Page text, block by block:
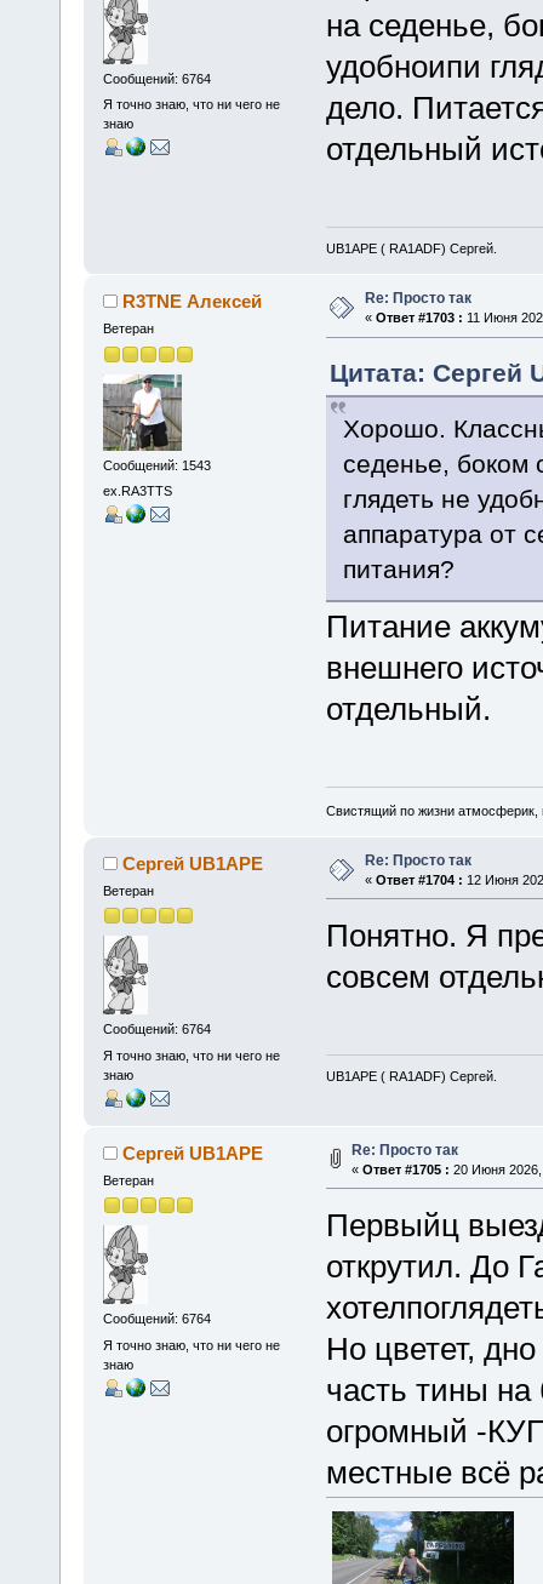
Сообщений: 6764
Я точно знаю, что ни чего не
знаю
на седенье,
удобноипи
дело.
отдельный
UB1APE ( RA1ADF) Сергей.
R3TNE Алексей
Ветеран
Сообщений: 1543
ex.RA3TTS
Re: Просто так
« Ответ #1703 : 11 Июня
Цитата: Сергей
Хорошо.
седенье, боком
глядеть не
аппаратура от
питания?
Питание
внешнего
отдельный.
Свистящий по жизни
Сергей UB1APE
Ветеран
Сообщений: 6764
Я точно знаю, что ни чего не
знаю
Re: Просто так
« Ответ #1704 : 12 Июня
Понятно. Я
совсем
UB1APE ( RA1ADF) Сергей.
Сергей UB1APE
Ветеран
Сообщений: 6764
Я точно знаю, что ни чего не
знаю
Re: Просто так
« Ответ #1705 : 20 Июня 2026,
Первыйц
открутил. До
Но цветет,
часть тины на
огромный -
местные всё